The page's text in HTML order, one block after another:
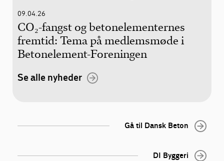
09.04.26
CO₂-fangst og betonelementernes
fremtid: Tema på medlemsmøde i
Betonelement-Foreningen
Se alle nyheder
Gå til Dansk Beton
DI Byggeri